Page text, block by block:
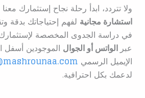
ولا تتردد، ابدأ رحلة نجاح إستثمارك
استشارة مجانيةلفهم إحتياجاتك بدقة
في دراسة الجدوى المخصصة
عبر الواتس أو الجوالالموجودين أسفل
الإيميل الرسمي
لدعمك بكل احترافية.